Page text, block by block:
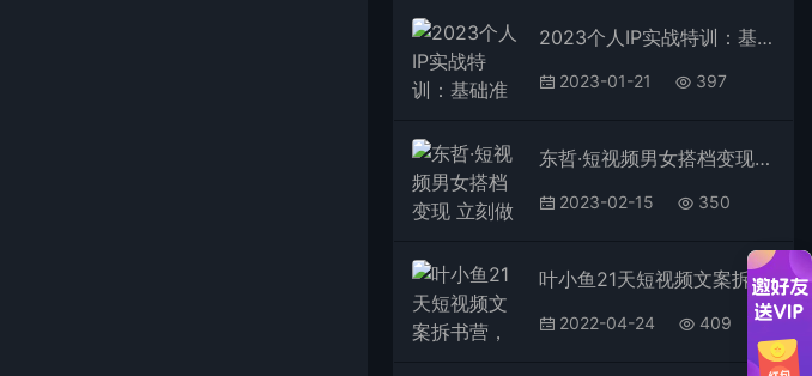
2023个人IP实战特训：基础准备+短视频实操+高手进阶+变现落地+数据+电商
2023-01-21 397
东哲·短视频男女搭档变现 立刻做立刻赚 一劳永逸的私域成交项目（不露脸）
2023-02-15 350
叶小鱼21天短视频文案拆书营，学完轻松搞定各类书单短视频文案
2022-04-24 409